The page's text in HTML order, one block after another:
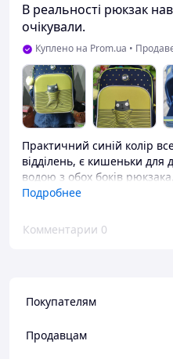
В реальності рюкзак
очікували.
Куплено на Prom.ua •
Практичний синій колір
відділень, є кишеньки для
водою з обох боків
світловідбивні нашивки.
Преимущества
Поки не помітні
Подробнее
Комментарии 0
Покупателям
Продавцам